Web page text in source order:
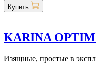
Купить
KARINA
Изящные, простые в